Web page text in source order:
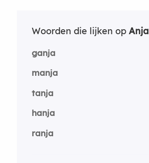
Woorden die lijken op Anja
ganja
manja
tanja
hanja
ranja